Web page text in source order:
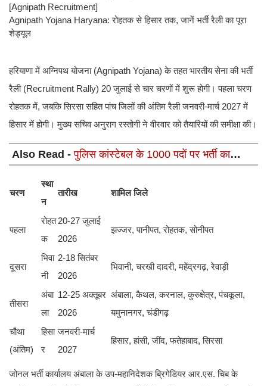
[Agnipath Recruitment]
Agnipath Yojana Haryana: रोहतक से हिसार तक, जानें भर्ती रैली का पूरा
शेड्यूल
हरियाणा में अग्निपथ योजना (Agnipath Yojana) के तहत भारतीय सेना की भर्ती
रैली (Recruitment Rally) 20 जुलाई से चार चरणों में शुरू होगी। पहला चरण
रोहतक में, जबकि सिरसा सहित पांच जिलों की अंतिम रैली जनवरी-मार्च 2027 में
हिसार में होगी। मुख्य सचिव अनुराग रस्तोगी ने वीरवार को तैयारियों की समीक्षा की।
Also Read -पुलिस कांस्टेबल के 1000 पदों पर भर्ती का
नोटिफिकेशन जारी, 12वीं पास फटाफट देखें भर्ती की डिटेल
चरण
स्था
न
तारीख शामिल जिले
पहला
रोहत
क
20-27 जुलाई
2026
झज्जर, पानीपत, रोहतक, सोनीपत
दूसरा
भिवा
नी
2-18 सितंबर
2026
भिवानी, चरखी दादरी, महेंद्रगढ़, रेवाड़ी
तीसरा
अंबा
ला
12-25 अक्तूबर
2026
अंबाला, कैथल, करनाल, कुरुक्षेत्र, पंचकूला,
यमुनानगर, चंडीगढ़
चौथा
(अंतिम)
हिसा
र
जनवरी-मार्च
2027
हिसार, हांसी, जींद, फतेहाबाद, सिरसा
जोनल भर्ती कार्यालय अंबाला के उप-महानिदेशक ब्रिगेडियर आर.एस. चिब के